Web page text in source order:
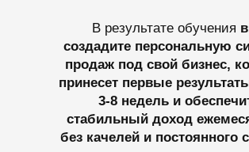
В результате обучения
создадите персональную
продаж под свой бизнес,
принесет первые
3-8 недель и
стабильный доход
без качелей и постоянного